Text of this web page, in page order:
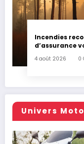
Incendies
d’assurance
4 août 2026 0
Univers Moto